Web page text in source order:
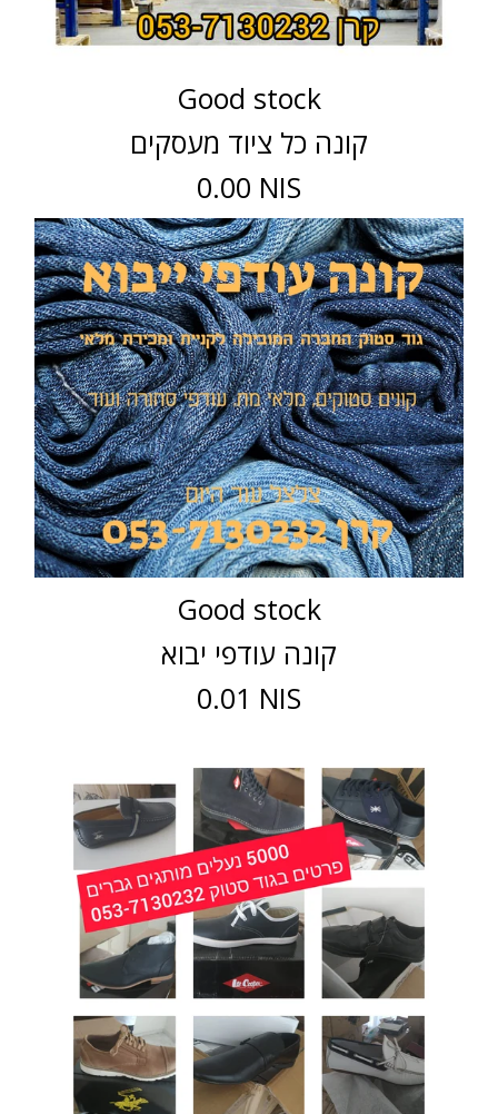
Good stock
קונה כל ציוד מעסקים
0.00 NIS
Good stock
קונה עודפי יבוא
0.01 NIS